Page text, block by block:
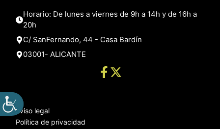
Horario: De lunes a viernes de 9h a 14h y de 16h a
20h
C/ SanFernando, 44 - Casa Bardín
03001- ALICANTE
Aviso legal
Política de privacidad